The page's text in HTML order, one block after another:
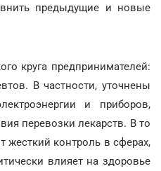
предыдущие и новые
круга предпринимателей:
В частности, уточнены
и приборов,
перевозки лекарств. В то
жесткий контроль в сферах,
влияет на здоровье